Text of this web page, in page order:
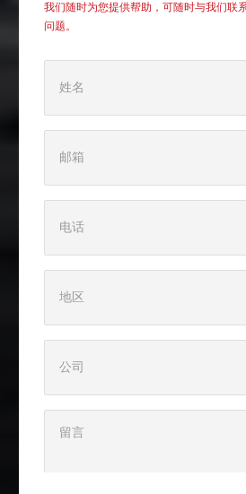
我们随时为您提供帮助，可随时与我们联
问题。